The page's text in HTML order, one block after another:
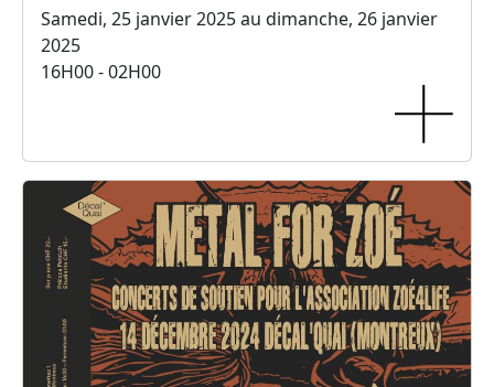
Samedi, 25 janvier 2025 au dimanche, 26 janvier
2025
16H00 - 02H00